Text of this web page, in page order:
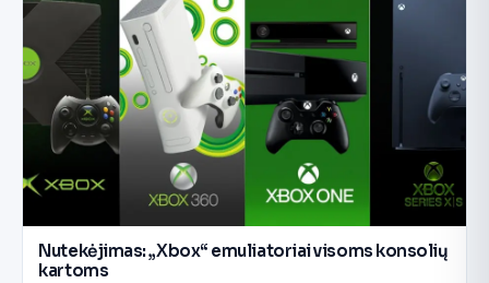
Nutekėjimas: „Xbox“ emuliatoriai visoms konsolių
kartoms